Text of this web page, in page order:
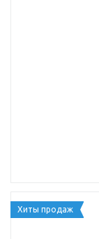
Хиты продаж